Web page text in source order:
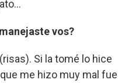
vos?
Si la tomé lo hice
me hizo muy mal fue